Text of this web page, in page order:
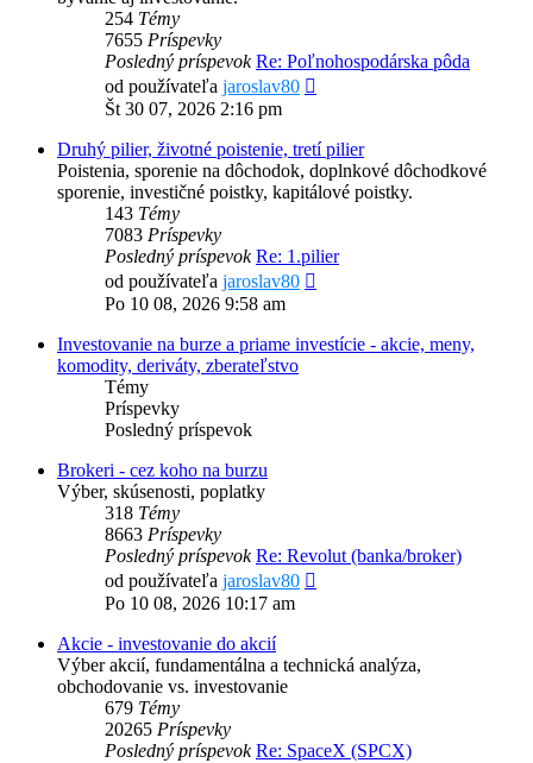
254 Témy
7655 Príspevky
Posledný príspevok Re: Poľnohospodárska pôda
od používateľa jaroslav80
Št 30 07, 2026 2:16 pm
Druhý pilier, životné poistenie, tretí pilier
Poistenia, sporenie na dôchodok, doplnkové dôchodkové
sporenie, investičné poistky, kapitálové poistky.
143 Témy
7083 Príspevky
Posledný príspevok Re: 1.pilier
od používateľa jaroslav80
Po 10 08, 2026 9:58 am
Investovanie na burze a priame investície - akcie, meny,
komodity, deriváty, zberateľstvo
Témy
Príspevky
Posledný príspevok
Brokeri - cez koho na burzu
Výber, skúsenosti, poplatky
318 Témy
8663 Príspevky
Posledný príspevok Re: Revolut (banka/broker)
od používateľa jaroslav80
Po 10 08, 2026 10:17 am
Akcie - investovanie do akcií
Výber akcií, fundamentálna a technická analýza,
obchodovanie vs. investovanie
679 Témy
20265 Príspevky
Posledný príspevok Re: SpaceX (SPCX)